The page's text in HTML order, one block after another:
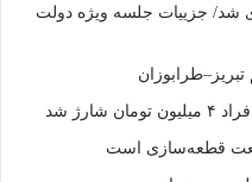
شد/ جزییات جلسه ویژه دولت
شد
قطعه‌سازی است